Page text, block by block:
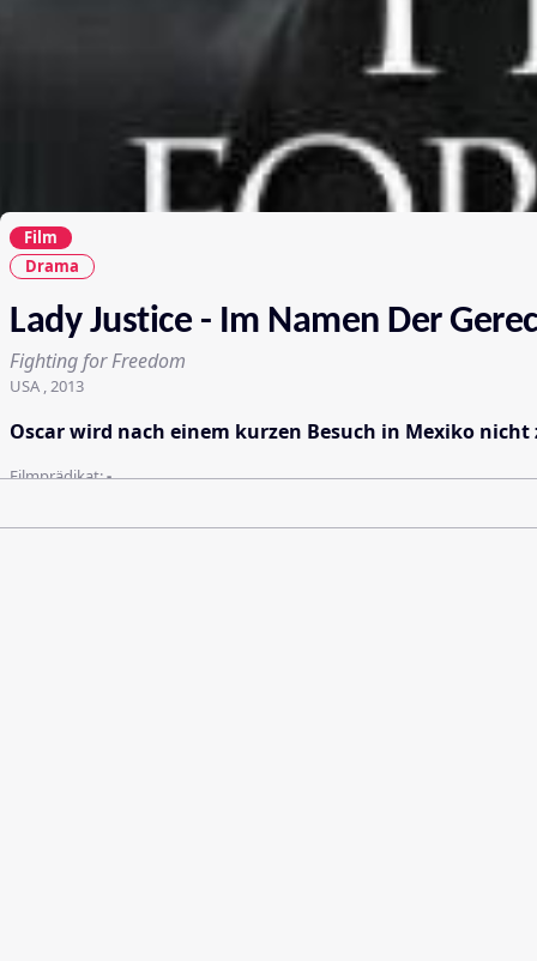
Film
Drama
Lady Justice - Im Namen Der
Fighting for Freedom
USA , 2013
Oscar wird nach einem kurzen Besuch in Mexiko
Filmprädikat:-